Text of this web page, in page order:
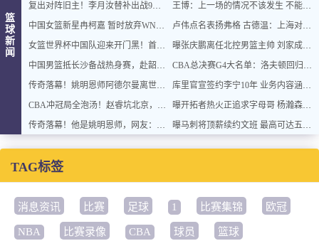
篮
球
新
闻
复出对阵旧主！李月汝替补出战9分钟取2分2板，飞翼大胜风暴斩获三连胜
中国女篮新星冉柯嘉 暂时放弃WNBA！选择加盟NCAA 人间清醒实至名归
女篮世界杯中国队迎来开门黑！首秀失利德国：G2战又击完胜欧洲劲旅
中国男篮抵长沙备战热身赛，赴韶山参观学习传承革命精神
传奇落幕！姚明恩师阿德尔曼离世，享年79岁，普林斯顿体系宗师告别
CBA冲冠局全泡汤！赵睿坑北京，广东缺外援，辽篮老将退到剩一人
传奇落幕！他是姚明恩师，网友：陪伴了自己整个青春
王博：上一场的情况不该发生 不能辜负我们的球迷
卢伟点名表扬弗格 古德温：上海对总冠军非常饥渴
曝张庆鹏离任北控男篮主帅 刘家成将成为新任总经理
CBA总决赛G4大名单：洛夫顿回归 三外援VS三外援
库里官宣签约李宁10年 业务内容涵盖篮球服饰等
曝开拓者热火正追求字母哥 杨瀚森或成筹码
曝马刺将顶薪续约文班 最高可达五年3.01亿美元
TAG标签
消息资讯 比赛 足球 1 比赛集锦 欧冠
NBA 比赛录像 CBA 球员 篮球